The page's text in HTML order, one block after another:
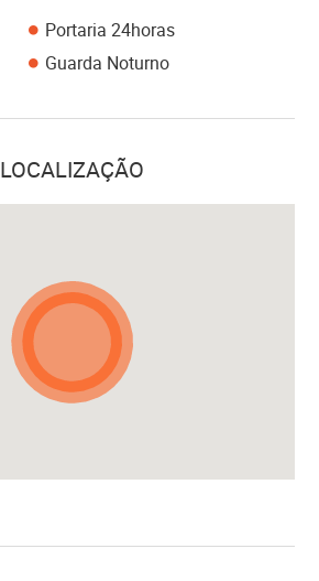
Portaria 24horas
Guarda Noturno
LOCALIZAÇÃO